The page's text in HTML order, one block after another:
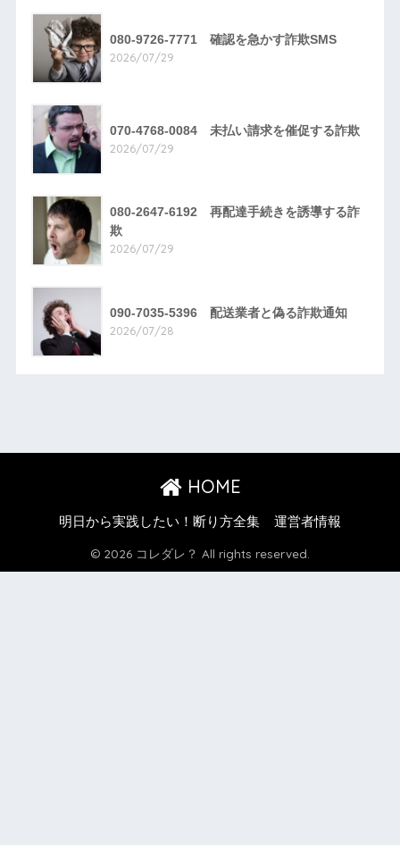
080-9726-7771 確認を急かす詐欺SMS
2026/07/29
070-4768-0084 未払い請求を催促する詐欺
2026/07/29
080-2647-6192 再配達手続きを誘導する詐
欺
2026/07/29
090-7035-5396 配送業者と偽る詐欺通知
2026/07/28
HOME
明日から実践したい！断り方全集 運営者情報
© 2026 コレダレ？ All rights reserved.